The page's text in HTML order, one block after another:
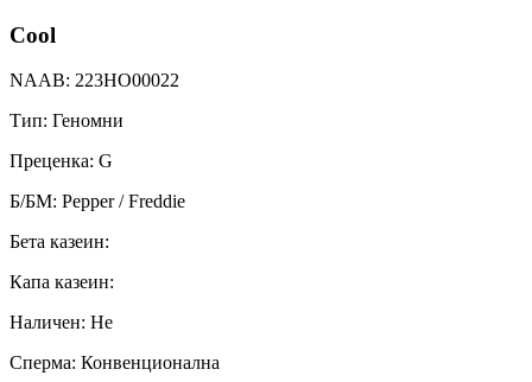
Cool
NAAB: 223HO00022
Тип: Геномни
Преценка: G
Б/БМ: Pepper / Freddie
Бета казеин:
Капа казеин:
Наличен: Не
Сперма: Конвенционална